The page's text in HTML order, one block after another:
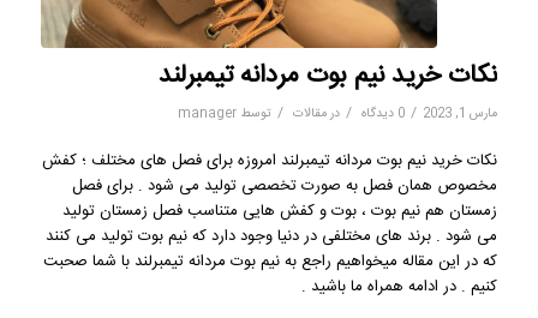
نکات خرید نیم بوت مردانه تیمبرلند
مارس 1, 2023 / 0 دیدگاه / درمقالات / توسط manager
نکات خرید نیم بوت مردانه تیمبرلند امروزه برای فصل های مختلف ؛ کفش
مخصوص همان فصل به صورت تخصصی تولید می شود . برای فصل
زمستان هم نیم بوت ، بوت و کفش هایی متناسب فصل زمستان تولید
می شود . برند های مختلفی در دنیا وجود دارد که نیم بوت تولید می کنند
که در این مقاله میخواهیم راجع به نیم بوت مردانه تیمبرلند با شما صحبت
کنیم . در ادامه همراه ما باشید .